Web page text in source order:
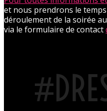
et nous prendrons le
déroulement de la soirée
via le formulaire de contact